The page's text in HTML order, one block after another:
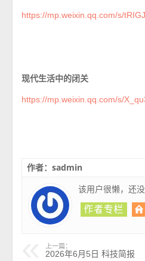
https://mp.weixin.qq.com/s/
现代生活中的闭关
https://mp.weixin.qq.com/s/
作者：sadmin
该用户很懒，还没
上一篇：
2026年6月5日 科技简报